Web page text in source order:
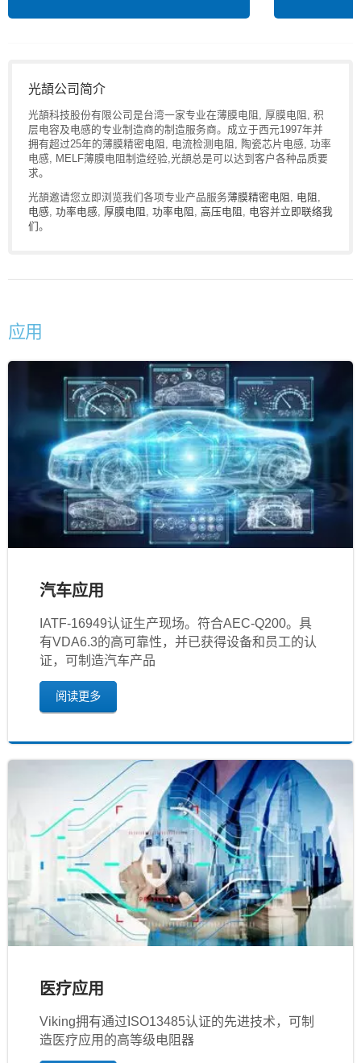
光頡公司简介
光頡科技股份有限公司是台湾一家专业在薄膜电阻, 厚膜电阻, 积
层电容及电感的专业制造商的制造服务商。成立于西元1997年并
拥有超过25年的薄膜精密电阻, 电流检测电阻, 陶瓷芯片电感, 功率
电感, MELF薄膜电阻制造经验,光頡总是可以达到客户各种品质要
求。
光頡邀请您立即浏览我们各项专业产品服务薄膜精密电阻 , 电阻 ,
电感, 功率电感, 厚膜电阻 , 功率电阻 , 高压电阻 , 电容并立即联络我
们。
应用
汽车应用
IATF‐16949认证生产现场。符合AEC-Q200。具
有VDA6.3的高可靠性，并已获得设备和员工的认
证，可制造汽车产品
阅读更多
医疗应用
Viking拥有通过ISO13485认证的先进技术，可制
造医疗应用的高等级电阻器